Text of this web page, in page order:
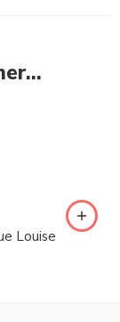
Louise